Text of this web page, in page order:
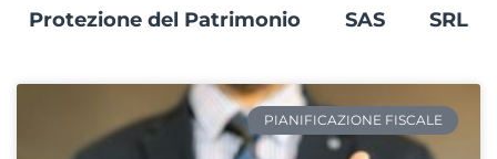
Protezione del Patrimonio SAS SRL
PIANIFICAZIONE FISCALE